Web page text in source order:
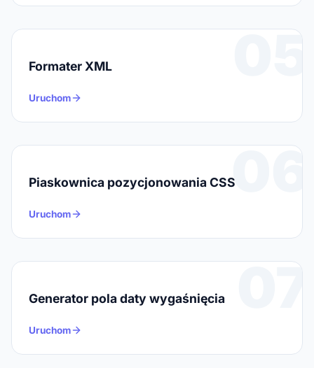
05
Formater XML
Uruchom
06
Piaskownica pozycjonowania CSS
Uruchom
07
Generator pola daty wygaśnięcia
Uruchom